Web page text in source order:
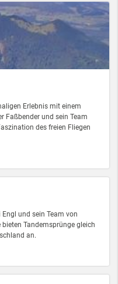
Erlebnis mit einem
Faßbender und sein Team
des freien Fliegen
und sein Team von
Tandemsprünge gleich
an.